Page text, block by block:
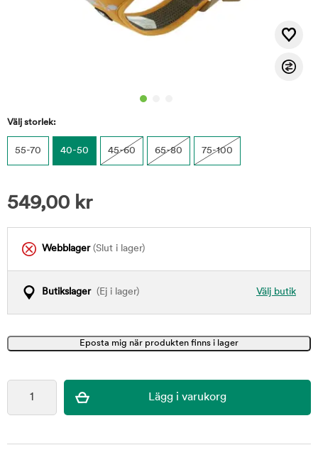
Välj storlek:
55-70 40-50 45-60 65-80 75-100
549,00 kr
Webblager(Slut i lager)
Välj butik
Butikslager(Ej i lager)